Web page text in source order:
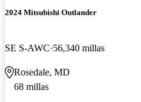
2024 Mitsubishi Outlander
SE S-AWC 56,340 millas
Rosedale, MD
68 millas